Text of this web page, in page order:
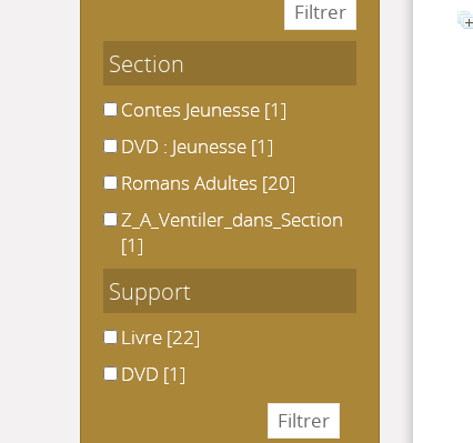
Section
Contes Jeunesse
Contes Jeunesse [1]
DVD : Jeunesse
DVD : Jeunesse [1]
Romans Adultes
Romans Adultes [20]
Z_A_Ventiler_dans_Section
Z_A_Ventiler_dans_Section
[1]
Support
LivreLivre [22]
DVDDVD [1]